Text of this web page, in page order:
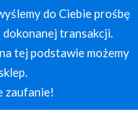
do Ciebie prośbę
transakcji.
tej podstawie możemy
zaufanie!